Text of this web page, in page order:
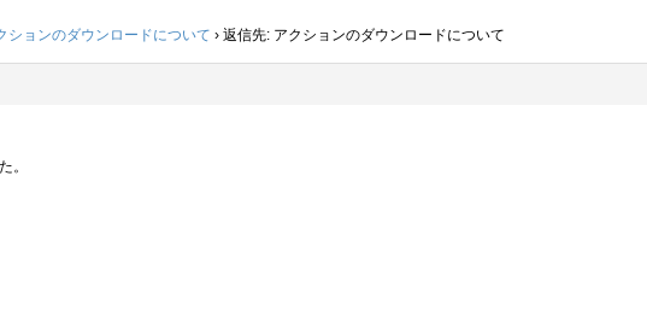
ションのダウンロードについて › 返信先: アクションのダウンロードについて
。